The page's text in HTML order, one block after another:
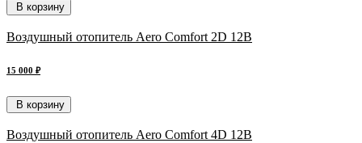
В корзину
Воздушный отопитель Aero Comfort 2D 12В
15 000 ₽
В корзину
Воздушный отопитель Aero Comfort 4D 12В